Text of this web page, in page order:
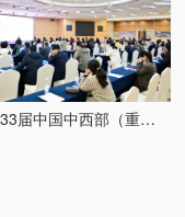
2025第33届中国中西部（重庆）医疗器械博览会
位：）